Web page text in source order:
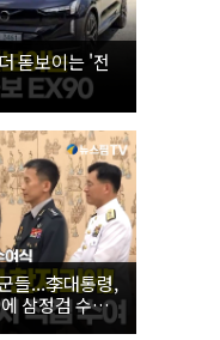
돋보이는 '전
들...李대통령,
삼정검 수치
·삼정검 수치